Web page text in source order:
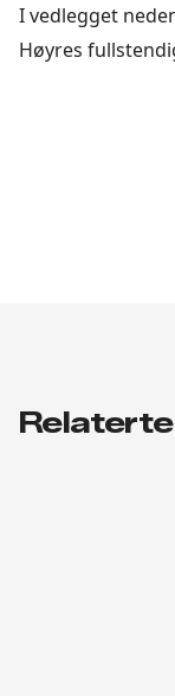
I vedlegget
Høyres